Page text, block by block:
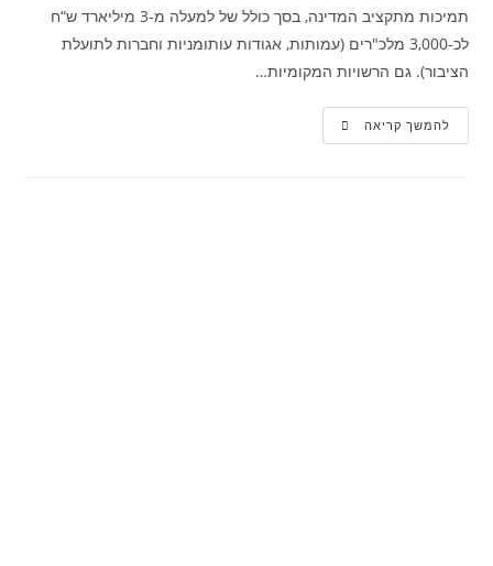
תמיכות מתקציב המדינה, בסך כולל של למעלה מ-3 מיליארד ש“ח
לכ-3,000 מלכ"רים (עמותות, אגודות עותומניות וחברות לתועלת
הציבור). גם הרשויות המקומיות…
להמשך קריאה